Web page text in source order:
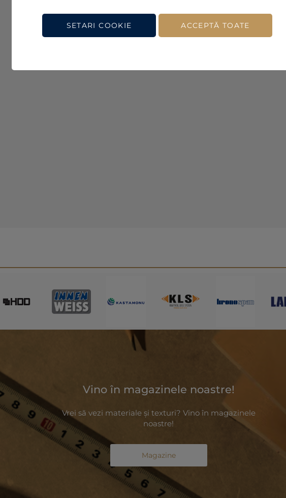
Vino în magazinele noastre!
Vrei să vezi materiale și texturi? Vino în magazinele
noastre!
Magazine